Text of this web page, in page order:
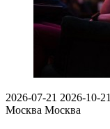
2026-07-21 2026-10-21
Москва Москва